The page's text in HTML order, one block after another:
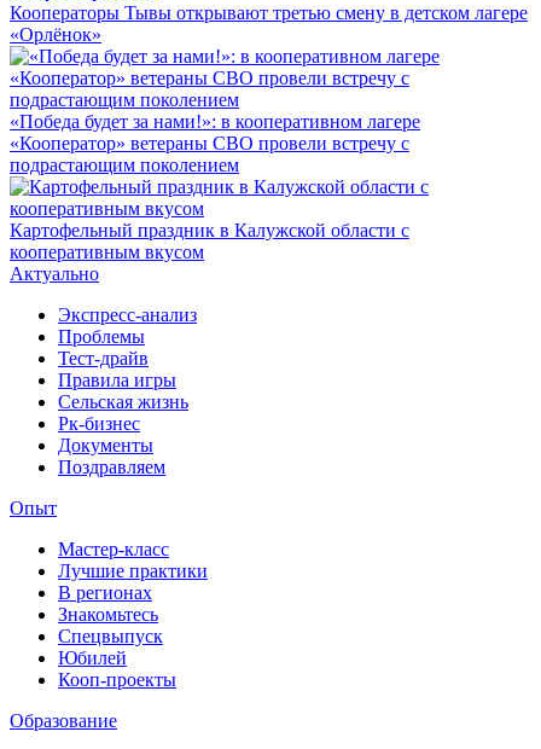
Кооператоры Тывы открывают третью смену в детском лагере
«Орлёнок»
«Победа будет за нами!»: в кооперативном лагере
«Кооператор» ветераны СВО провели встречу с
подрастающим поколением
Картофельный праздник в Калужской области с
кооперативным вкусом
Актуально
Экспресс-анализ
Проблемы
Тест-драйв
Правила игры
Сельская жизнь
Рк-бизнес
Документы
Поздравляем
Опыт
Мастер-класс
Лучшие практики
В регионах
Знакомьтесь
Спецвыпуск
Юбилей
Кооп-проекты
Образование